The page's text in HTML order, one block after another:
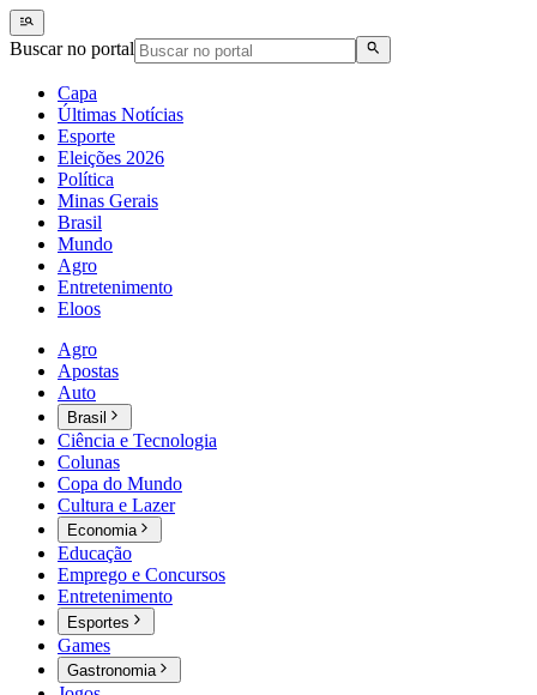
Buscar no portal
Capa
Últimas Notícias
Esporte
Eleições 2026
Política
Minas Gerais
Brasil
Mundo
Agro
Entretenimento
Eloos
Agro
Apostas
Auto
Brasil
Ciência e Tecnologia
Colunas
Copa do Mundo
Cultura e Lazer
Economia
Educação
Emprego e Concursos
Entretenimento
Esportes
Games
Gastronomia